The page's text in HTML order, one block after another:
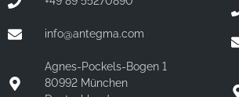
info@antegma.com
Agnes-Pockels-Bogen 1
80992 München